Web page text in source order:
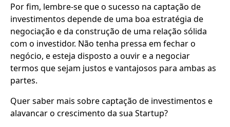
Por fim, lembre-se que o sucesso na captação de
investimentos depende de uma boa estratégia de
negociação e da construção de uma relação sólida
com o investidor. Não tenha pressa em fechar o
negócio, e esteja disposto a ouvir e a negociar
termos que sejam justos e vantajosos para ambas as
partes.
Quer saber mais sobre captação de investimentos e
alavancar o crescimento da sua Startup?